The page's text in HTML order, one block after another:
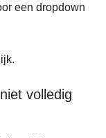
een dropdown
volledig